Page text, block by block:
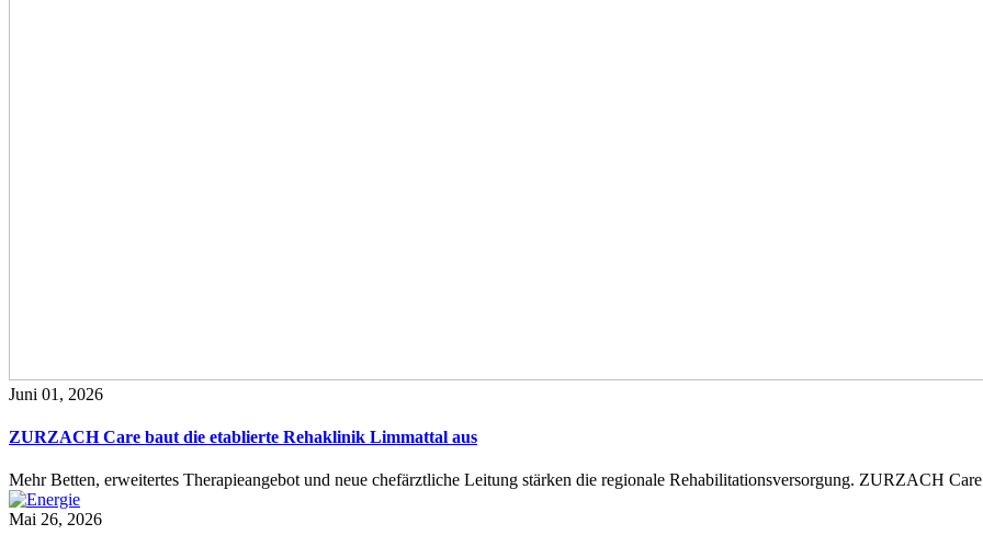
Juni 01, 2026
ZURZACH Care baut die etablierte Rehaklinik Limmattal aus
Mehr Betten, erweitertes Therapieangebot und neue chefärztliche Leitung stärken die regionale Rehabilitationsversorgung. ZURZACH
Mai 26, 2026